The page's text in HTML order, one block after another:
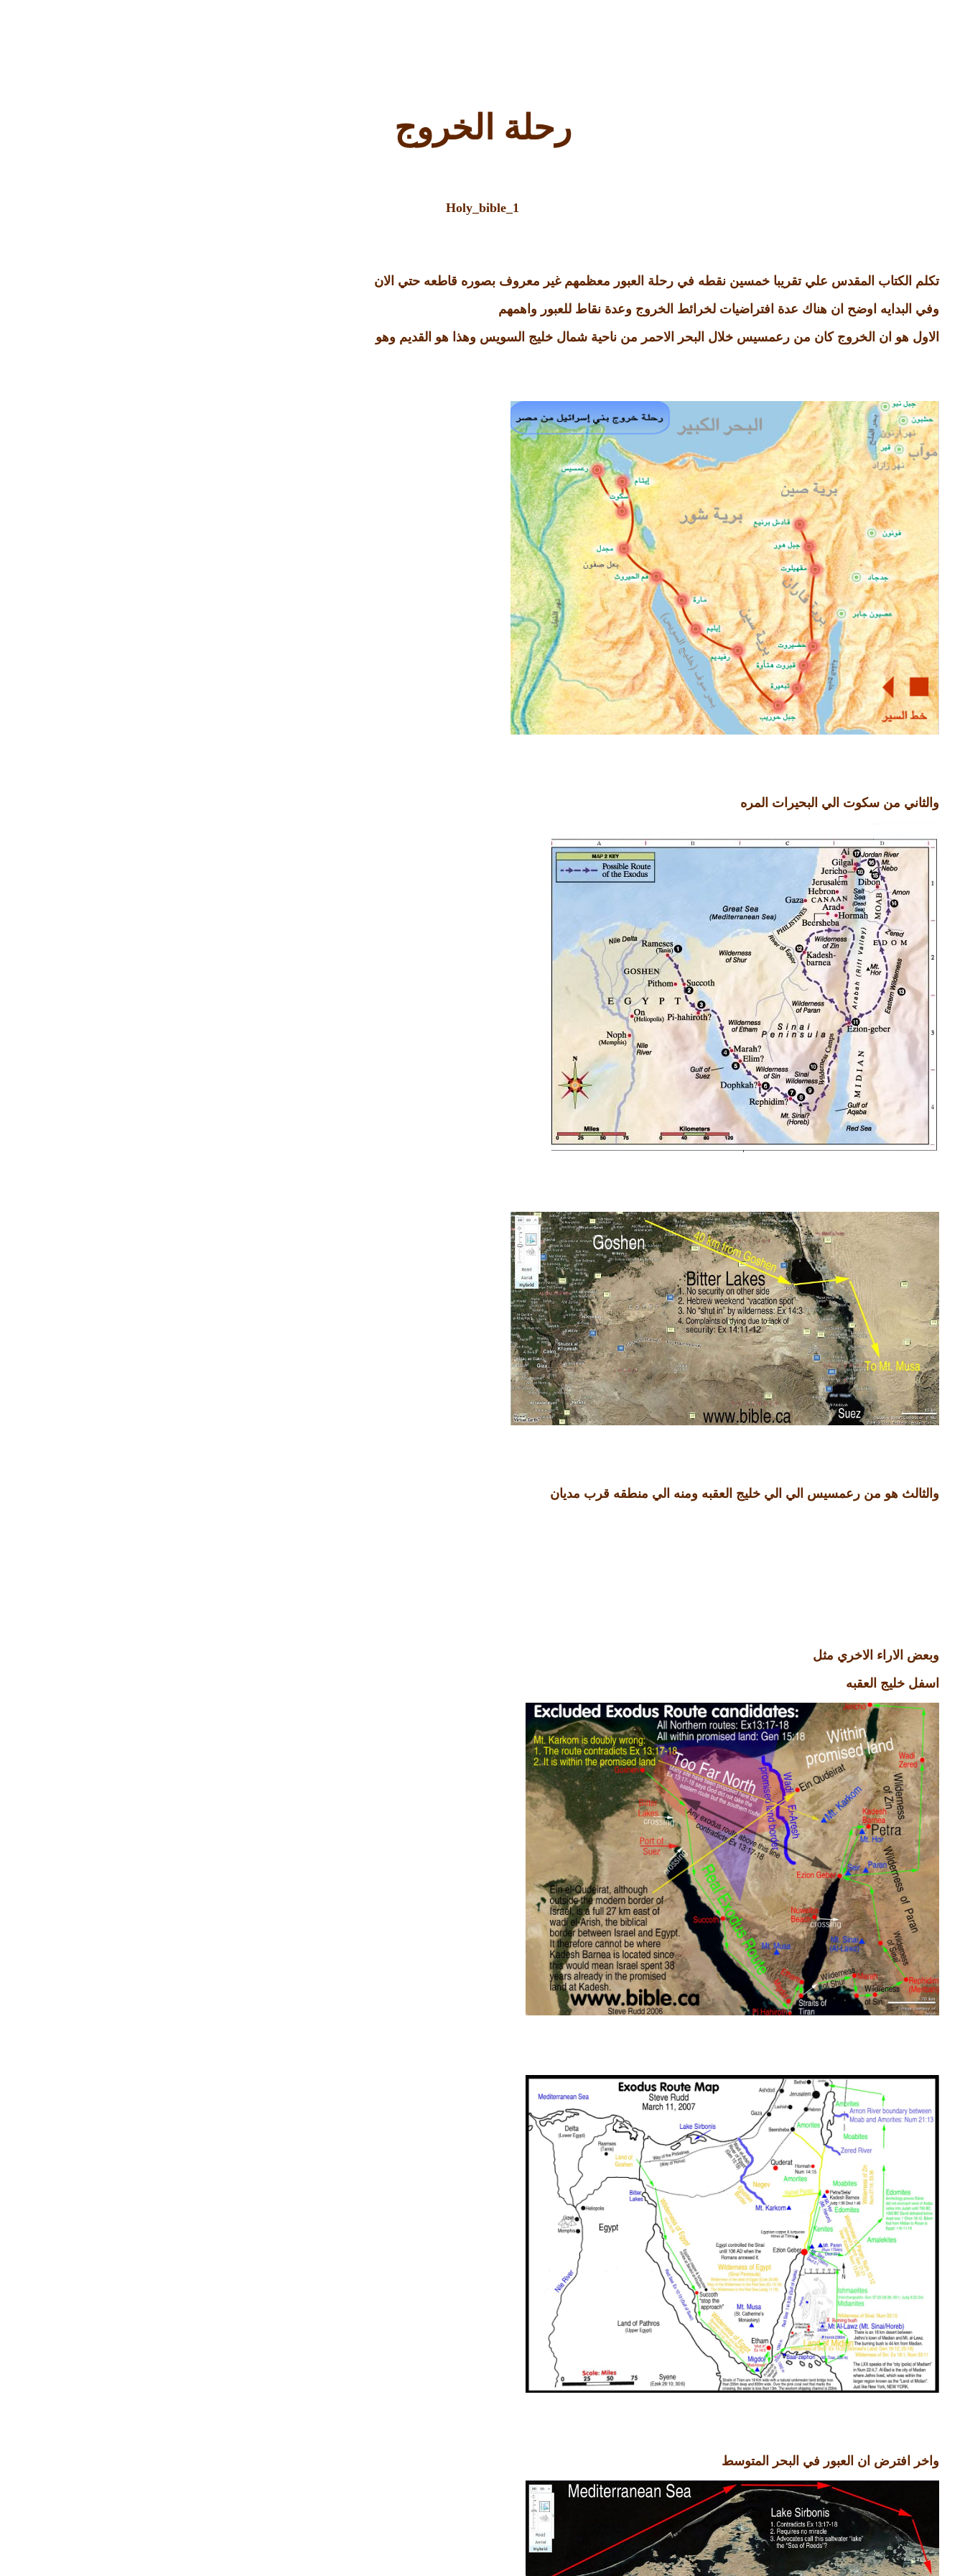
رحلة الخروج
Holy_bible_1
تكلم الكتاب المقدس علي تقريبا خمسين نقطه في رحلة العبور معظمهم غير معروف بصوره قاطعه حتي الان
وفي البدايه اوضح ان هناك عدة افتراضيات لخرائط الخروج وعدة نقاط للعبور واهمهم
الاول هو ان الخروج كان من رعمسيس خلال البحر الاحمر من ناحية شمال خليج السويس وهذا هو القديم وهو
والثاني من سكوت الي البحيرات المره
والثالث هو من رعمسيس الي الي خليج العقبه ومنه الي منطقه قرب مديان
وبعض الاراء الاخري مثل
اسفل خليج العقبه
واخر افترض ان العبور في البحر المتوسط